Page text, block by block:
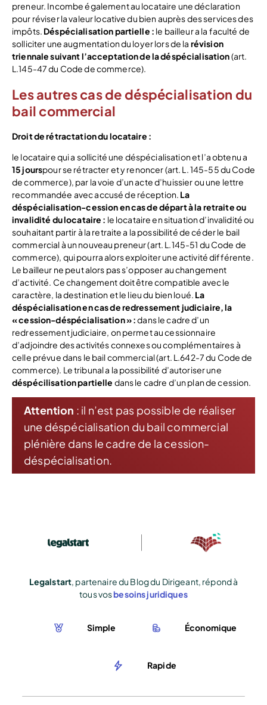
preneur. Incombe également au locataire une déclaration
pour réviser la valeur locative du bien auprès des services des
impôts. Déspécialisation partielle : le bailleur a la faculté de
solliciter une augmentation du loyer lors de la révision
triennale suivant l’acceptation de la déspécialisation(art.
L.145-47 du Code de commerce).
Les autres cas de déspécialisation du
bail commercial
Droit de rétractation du locataire :
le locataire qui a sollicité une déspécialisation et l’a obtenu a
15 jourspour se rétracter et y renoncer (art. L. 145-55 du Code
de commerce), par la voie d’un acte d’huissier ou une lettre
recommandée avec accusé de réception. La
déspécialisation-cession en cas de départ à la retraite ou
invalidité du locataire : le locataire en situation d’invalidité ou
souhaitant partir à la retraite a la possibilité de céder le bail
commercial à un nouveau preneur (art. L.145-51 du Code de
commerce), qui pourra alors exploiter une activité différente.
Le bailleur ne peut alors pas s’opposer au changement
d’activité. Ce changement doit être compatible avec le
caractère, la destination et le lieu du bien loué. La
déspécialisation en cas de redressement judiciaire, la
« cession-déspécialisation » :dans le cadre d’un
redressement judiciaire, on permet au cessionnaire
d’adjoindre des activités connexes ou complémentaires à
celle prévue dans le bail commercial (art. L.642-7 du Code de
commerce). Le tribunal a la possibilité d’autoriser une
déspécilisation partielle dans le cadre d’un plan de cession.
Attention : il n’est pas possible de réaliser
une déspécialisation du bail commercial
plénière dans le cadre de la cession-
déspécialisation.
Legalstart, partenaire du Blog du Dirigeant, répond à
tous vosbesoins juridiques
Simple Économique
Rapide